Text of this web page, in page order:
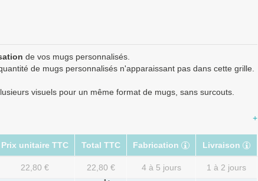
de vos mugs personnalisés.
de mugs personnalisés n'apparaissant pas dans cette grille.
visuels pour un même format de mugs, sans surcouts.
+
Prix unitaire TTC Total TTC Fabrication Livraison
22,80 € 22,80 € 4 à 5 jours 1 à 2 jours